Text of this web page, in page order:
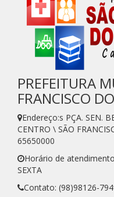
PREFEITURA
FRANCISCO
Endereço:s PÇA. SEN.
CENTRO \ SÃO
65650000
Horário de
SEXTA
Contato: (98)98126-